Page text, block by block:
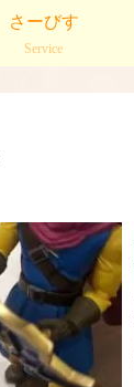
さーびす
Service